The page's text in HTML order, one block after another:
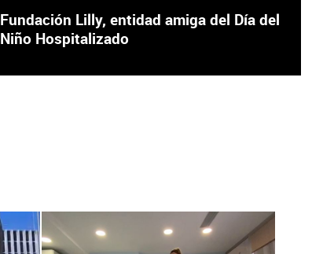
Fundación Lilly, entidad amiga del Día del
Niño Hospitalizado